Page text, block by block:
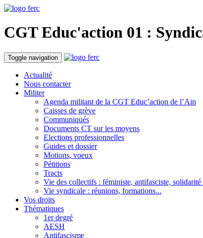
CGT Educ'action 01 :
Toggle navigation
Actualité
Nous contacter
Militer
Agenda militant de la CGT Educ’action de l’Ain
Caisses de grève
Communiqués
Documents CT sur les moyens
Elections professionnelles
Guides et dossier
Motions, voeux
Pétitions
Tracts
Vie des collectifs : féministe, antifasciste, solidarité
Vie syndicale : réunions, formations...
Vos droits
Thématiques
1er degré
AESH
Antifascisme